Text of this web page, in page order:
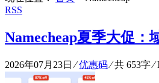
RSS
Namecheap夏季大促：
2026年07月23日 ⁄优惠码⁄ 共 653字⁄